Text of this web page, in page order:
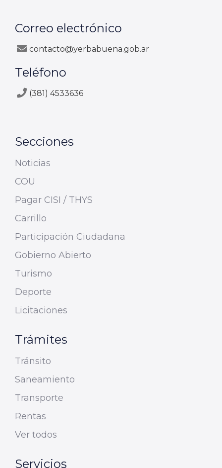
Correo electrónico
contacto@yerbabuena.gob.ar
Teléfono
(381) 4533636
Secciones
Noticias
COU
Pagar CISI / THYS
Carrillo
Participación Ciudadana
Gobierno Abierto
Turismo
Deporte
Licitaciones
Trámites
Tránsito
Saneamiento
Transporte
Rentas
Ver todos
Servicios